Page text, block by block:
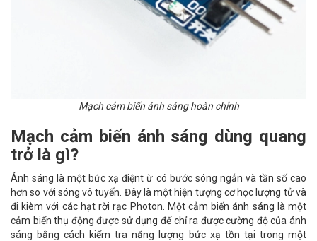
Mạch cảm biến ánh sáng hoàn chỉnh
Mạch cảm biến ánh sáng dùng quang
trở là gì?
Ánh sáng là một bức xạ điệnt ừ có bước sóng ngắn và tần số cao
hơn so với sóng vô tuyến. Đây là một hiện tượng cơ học lượng tử và
đi kièm với các hạt rời rạc Photon. Một cảm biến ánh sáng là một
cảm biến thụ động được sử dụng để chỉ ra được cường độ của ánh
sáng bằng cách kiểm tra năng lượng bức xạ tồn tại trong một